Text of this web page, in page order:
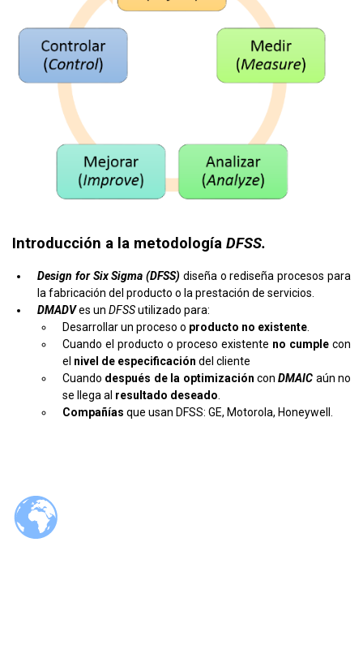
Introducción a la metodología DFSS.
Design for Six Sigma (DFSS) diseña o rediseña procesos para
la fabricación del producto o la prestación de servicios.
DMADVes un DFSSutilizado para:
Desarrollar un proceso o producto no existente.
Cuando el producto o proceso existente no cumple con
el nivel de especificación del cliente
Cuando después de la optimización conDMAIC aún no
se llega al resultado deseado.
Compañías que usan DFSS: GE, Motorola, Honeywell.